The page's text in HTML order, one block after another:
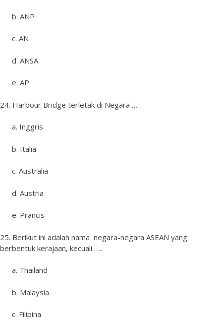
b. ANP
c. AN
d. ANSA
e. AP
24. Harbour Bridge terletak di Negara ……
a. Inggris
b. Italia
c. Australia
d. Austria
e. Prancis
25. Berikut ini adalah nama negara-negara ASEAN yang
berbentuk kerajaan, kecuali …..
a. Thailand
b. Malaysia
c. Filipina